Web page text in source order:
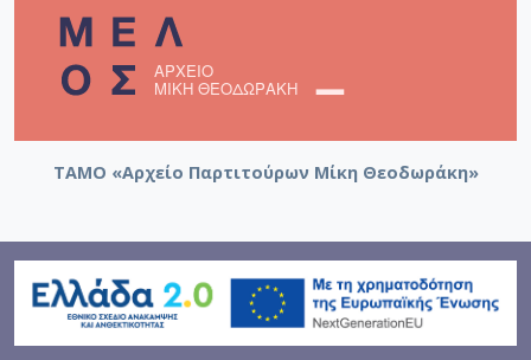
ΤΑΜΟ «Αρχείο Παρτιτούρων Μίκη Θεοδωράκη»